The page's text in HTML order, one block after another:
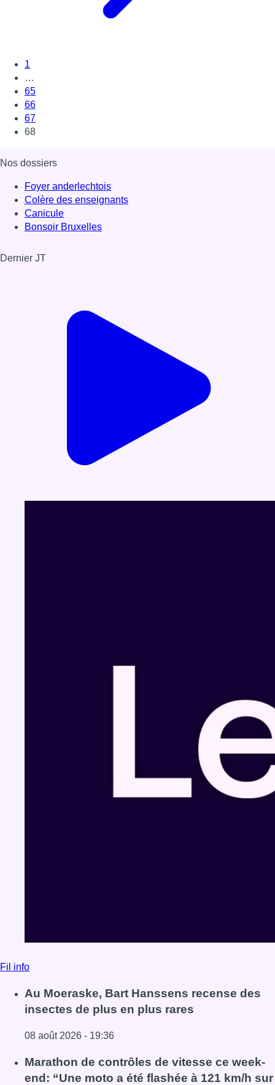
1
…
65
66
67
68
Nos dossiers
Foyer anderlechtois
Colère des enseignants
Canicule
Bonsoir Bruxelles
Dernier JT
Fil info
Au Moeraske, Bart Hanssens recense des
insectes de plus en plus rares
08 août 2026 - 19:36
Lire l'article Au Moeraske, Bart Hanssens recense des
Marathon de contrôles de vitesse ce week-
end: “Une moto a été flashée à 121 km/h sur